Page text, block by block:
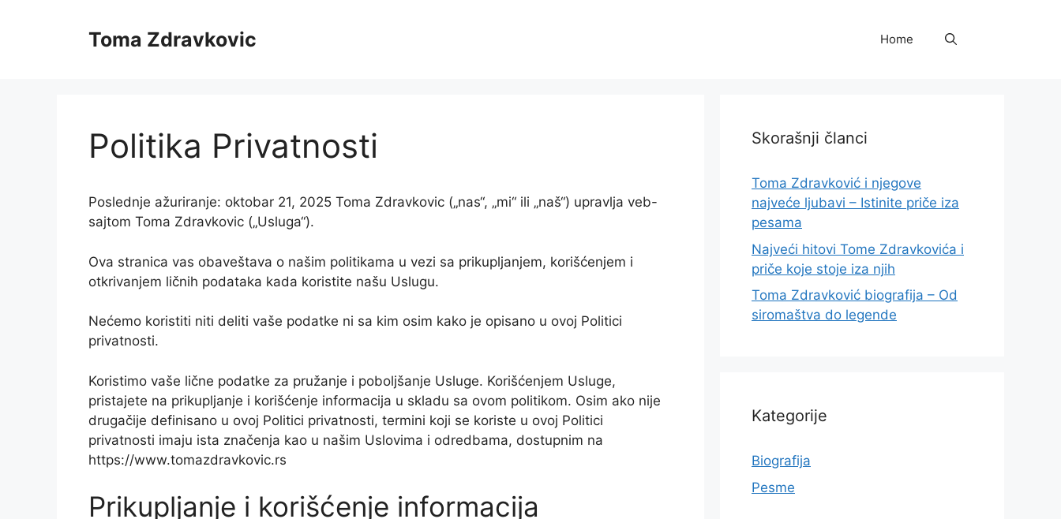
Toma Zdravkovic Home
Politika Privatnosti
Poslednje ažuriranje: oktobar 21, 2025 Toma Zdravkovic („nas“, „mi“ ili „naš“) upravlja veb-
sajtom Toma Zdravkovic („Usluga“).
Ova stranica vas obaveštava o našim politikama u vezi sa prikupljanjem, korišćenjem i
otkrivanjem ličnih podataka kada koristite našu Uslugu.
Nećemo koristiti niti deliti vaše podatke ni sa kim osim kako je opisano u ovoj Politici
privatnosti.
Koristimo vaše lične podatke za pružanje i poboljšanje Usluge. Korišćenjem Usluge,
pristajete na prikupljanje i korišćenje informacija u skladu sa ovom politikom. Osim ako nije
drugačije definisano u ovoj Politici privatnosti, termini koji se koriste u ovoj Politici
privatnosti imaju ista značenja kao u našim Uslovima i odredbama, dostupnim na
https://www.tomazdravkovic.rs
Prikupljanje i korišćenje informacija
Skorašnji članci
Toma Zdravković i njegove
najveće ljubavi – Istinite priče iza
pesama
Najveći hitovi Tome Zdravkovića i
priče koje stoje iza njih
Toma Zdravković biografija – Od
siromaštva do legende
Kategorije
Biografija
Pesme